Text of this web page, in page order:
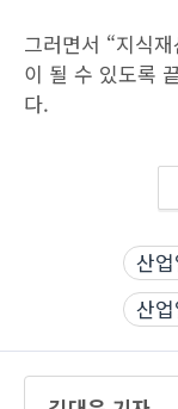
그러면서 “지식
이 될 수 있도록
다.
산
산